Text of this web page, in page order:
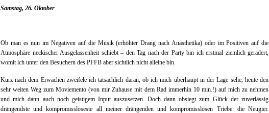
Samstag, 26. Oktober
Ob man es nun im Negativen auf die Musik (erhöhter Drang nach Anästhetika) oder im Positiven auf die
Atmosphäre neckischer Ausgelassenheit schiebt – den Tag nach der Party bin ich erstmal ziemlich gerädert,
womit ich unter den Besuchern des PFFB aber sichtlich nicht alleine bin.
Kurz nach dem Erwachen zweifele ich tatsächlich daran, ob ich mich überhaupt in der Lage sehe, heute den
sehr weiten Weg zum Moviemento (von mir Zuhause mit dem Rad immerhin 10 min.!) auf mich zu nehmen
und mich dann auch noch geistigem Input auszusetzen. Doch dann obsiegt zum Glück der zuverlässig
drängendste und kompromissloseste all meiner drängenden und kompromisslosen Triebe: die Neugier.